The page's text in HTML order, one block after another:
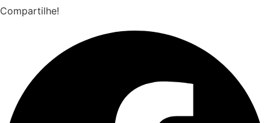
Compartilhe!